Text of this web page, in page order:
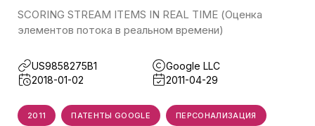
SCORING STREAM ITEMS IN REAL TIME (Оценка
элементов потока в реальном времени)
US9858275B1
Google LLC
2018-01-02
2011-04-29
2011 ПАТЕНТЫ GOOGLE ПЕРСОНАЛИЗАЦИЯ